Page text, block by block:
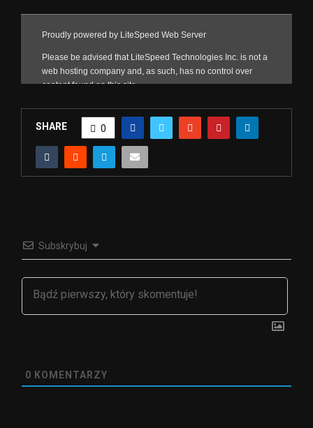
SHARE 0
Subskrybuj
0 KOMENTARZY